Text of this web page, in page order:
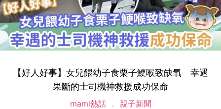
【好人好事】女兒餵幼子食栗子鯁喉致缺氧 幸遇
果斷的士司機神救援成功保命
mami熱話 親子新聞